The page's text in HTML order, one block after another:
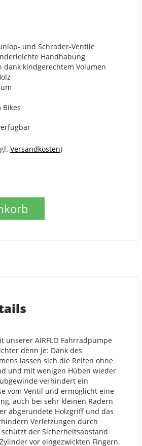
und Schrader-Ventile
Handhabung
kindgerechtem Volumen
Versandkosten)
unserer AIRFLO Fahrradpumpe
denn je: Dank des
lassen sich die Reifen ohne
und mit wenigen Hüben wieder
verhindert ein
vom Ventil und ermöglicht eine
auch bei sehr kleinen Rädern
abgerundete Holzgriff und das
Verletzungen durch
der Sicherheitsabstand
vor eingezwickten Fingern.